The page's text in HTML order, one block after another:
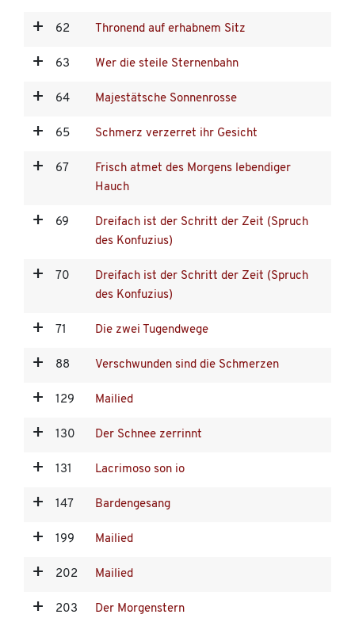
62 Thronend auf erhabnem Sitz
63 Wer die steile Sternenbahn
64 Majestätsche Sonnenrosse
65 Schmerz verzerret ihr Gesicht
67
Frisch atmet des Morgens lebendiger
Hauch
69
Dreifach ist der Schritt der Zeit (Spruch
des Konfuzius)
70
Dreifach ist der Schritt der Zeit (Spruch
des Konfuzius)
71 Die zwei Tugendwege
88 Verschwunden sind die Schmerzen
129 Mailied
130 Der Schnee zerrinnt
131 Lacrimoso son io
147 Bardengesang
199 Mailied
202 Mailied
203 Der Morgenstern